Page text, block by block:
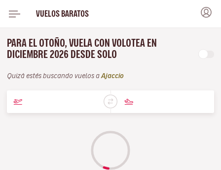
VUELOS BARATOS
PARA EL OTOÑO, VUELA CON VOLOTEA EN
DICIEMBRE 2026 DESDE SOLO
Quizá estés buscando vuelos a Ajaccio